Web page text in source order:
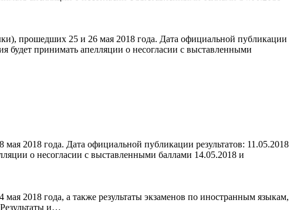
прошедших 25 и 26 мая 2018 года. Дата официальной публикации
будет принимать апелляции о несогласии с выставленными
2018 года. Дата официальной публикации результатов: 11.05.2018
о несогласии с выставленными баллами 14.05.2018 и
2018 года, а также результаты экзаменов по иностранным языкам,
и…